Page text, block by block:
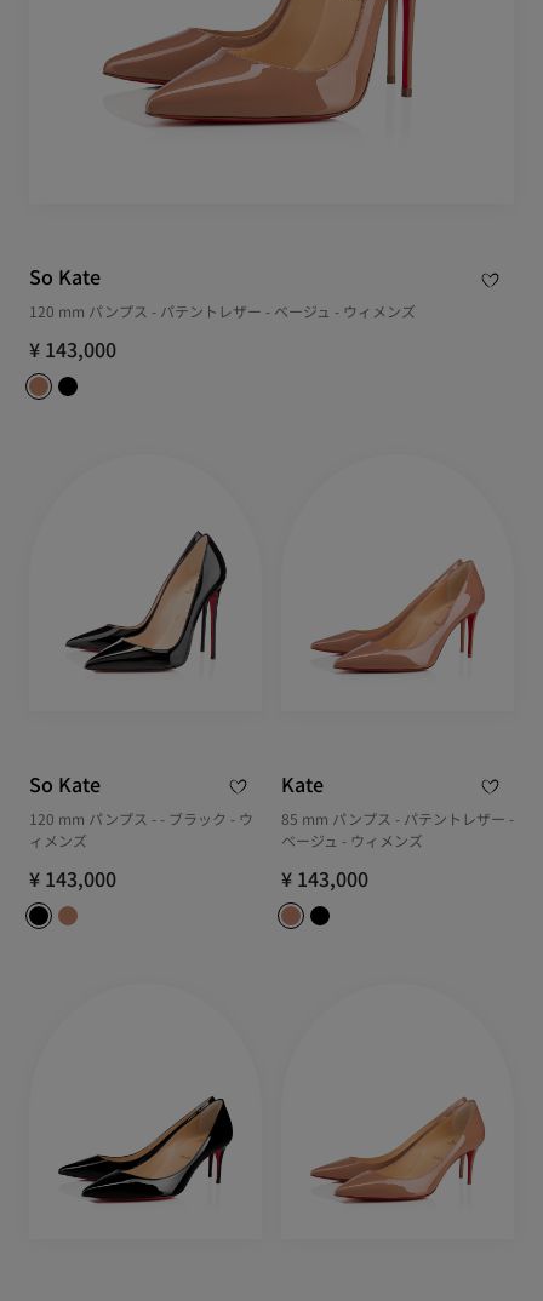
So Kate
120 mm パンプス - パテントレザー - ベージュ - ウィメンズ
¥ 143,000
So Kate
120 mm パンプス - - ブラック - ウ
ィメンズ
¥ 143,000
Kate
85 mm パンプス - パテントレザー -
ベージュ - ウィメンズ
¥ 143,000